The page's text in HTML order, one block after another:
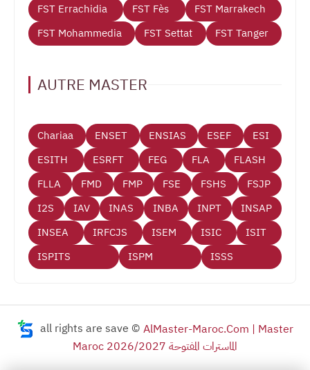
FST Errachidia
FST Fès
FST Marrakech
FST Mohammedia
FST Settat FST Tanger
AUTRE MASTER
Chariaa ENSET ENSIAS ESEF
ESI
ESITH
ESRFT FEG FLA
FLASH
FLLA
FMD FMP FSE FSHS
FSJP
I2S
IAV INAS INBA INPT
INSAP
INSEA
IRFCJS ISEM ISIC
ISIT
ISPITS
ISPM ISSS
all rights are save © AlMaster-Maroc.Com | Master
Maroc 2026/2027 الماسترات المفتوحة